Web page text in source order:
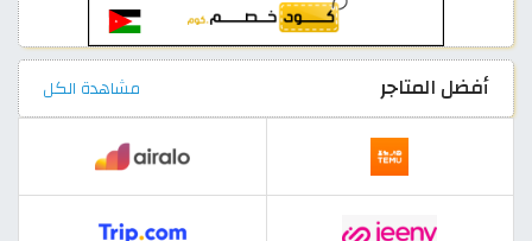
أفضل المتاجر مشاهدة الكل